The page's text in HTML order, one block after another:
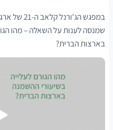
במפגש
שמנסה לענות על השאלה – מהו
בארצות הברית?